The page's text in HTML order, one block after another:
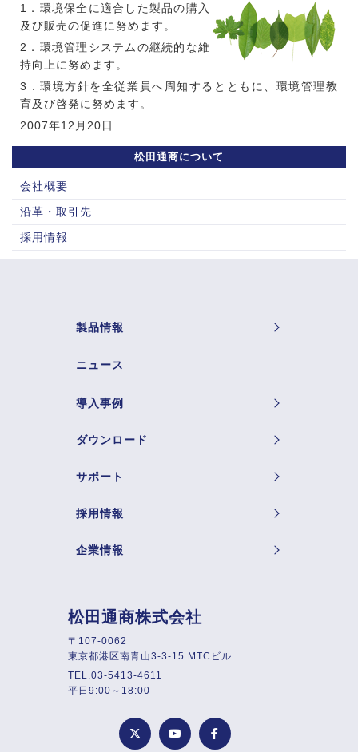
1．環境保全に適合した製品の購入
及び販売の促進に努めます。
2．環境管理システムの継続的な維
持向上に努めます。
3．環境方針を全従業員へ周知するとともに、環境管理教
育及び啓発に努めます。
2007年12月20日
松田通商について
会社概要
沿革・取引先
採用情報
製品情報
ニュース
導入事例
ダウンロード
サポート
採用情報
企業情報
松田通商株式会社
〒107-0062
東京都港区南青山3-3-15 MTCビル
TEL.03-5413-4611
平日9:00～18:00